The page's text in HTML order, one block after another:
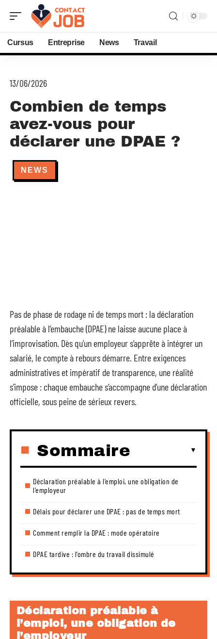
Cursus Entreprise News Travail
13/06/2026
Combien de temps
avez-vous pour
déclarer une DPAE ?
NEWS
Pas de phase de rodage ni de temps mort : la déclaration
préalable à l’embauche (DPAE) ne laisse aucune place à
l’improvisation. Dès qu’un employeur s’apprête à intégrer un
salarié, le compte à rebours démarre. Entre exigences
administratives et impératif de transparence, une réalité
s’impose : chaque embauche s’accompagne d’une déclaration
officielle, sous peine de sérieux revers.
Sommaire
Déclaration préalable à l’emploi, une obligation de
l’employeur
Délais pour déclarer une DPAE : pas de temps mort
Comment remplir la DPAE : mode opératoire
DPAE tardive : l’ombre du travail dissimulé
Déclaration préalable à
l’emploi, une obligation de
l’employeur